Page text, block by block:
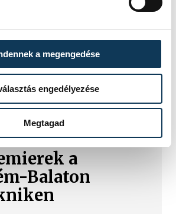
a megengedése
engedélyezése
Megtagad
előadói lépnek fel az
15. között, a lovasi
környezetében rendezett
Fesztiválon.
a
Balaton